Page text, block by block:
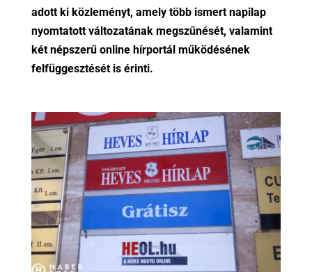
adott ki közleményt, amely több ismert napilap
nyomtatott változatának megszűnését, valamint
két népszerű online hírportál működésének
felfüggesztését is érinti.